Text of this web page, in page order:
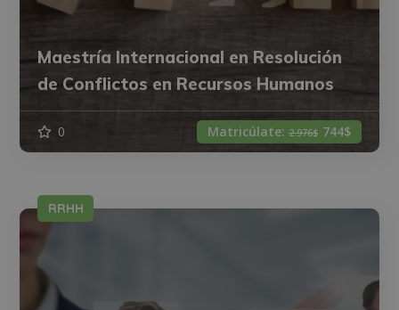
Maestría Internacional en Resolución
de Conflictos en Recursos Humanos
0 Matricúlate: 2.976$ 744$
RRHH